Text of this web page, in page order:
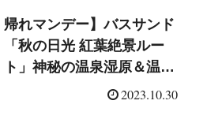
帰れマンデー】バスサンド
「秋の日光 紅葉絶景ルー
ト」神秘の温泉湿原＆温泉
2023.10.30